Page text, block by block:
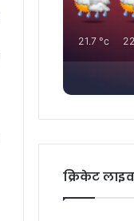
21.7 °c
क्रिकेट लाइव